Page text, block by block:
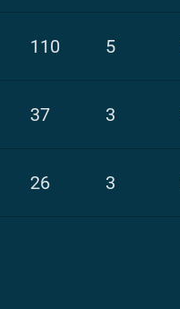
110 5
37 3
26 3